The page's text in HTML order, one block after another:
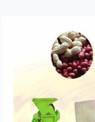
VÍT
SO
VỚI
THỦY
LỰC